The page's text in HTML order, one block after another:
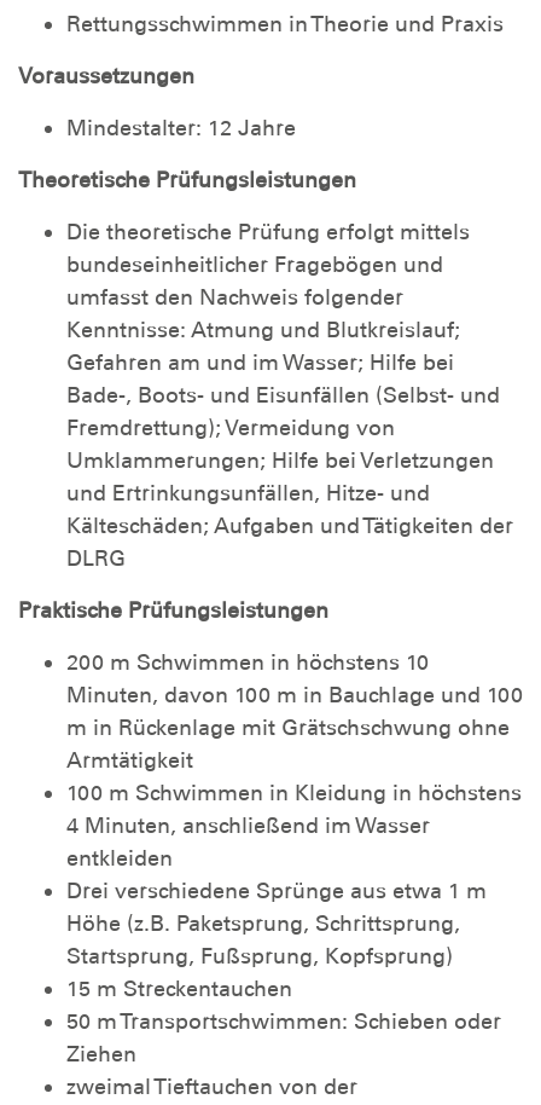
Rettungsschwimmen in Theorie und Praxis
Voraussetzungen
Mindestalter: 12 Jahre
Theoretische Prüfungsleistungen
Die theoretische Prüfung erfolgt mittels
bundeseinheitlicher Fragebögen und
umfasst den Nachweis folgender
Kenntnisse: Atmung und Blutkreislauf;
Gefahren am und im Wasser; Hilfe bei
Bade-, Boots- und Eisunfällen (Selbst- und
Fremdrettung); Vermeidung von
Umklammerungen; Hilfe bei Verletzungen
und Ertrinkungsunfällen, Hitze- und
Kälteschäden; Aufgaben und Tätigkeiten der
DLRG
Praktische Prüfungsleistungen
200 m Schwimmen in höchstens 10
Minuten, davon 100 m in Bauchlage und 100
m in Rückenlage mit Grätschschwung ohne
Armtätigkeit
100 m Schwimmen in Kleidung in höchstens
4 Minuten, anschließend im Wasser
entkleiden
Drei verschiedene Sprünge aus etwa 1 m
Höhe (z.B. Paketsprung, Schrittsprung,
Startsprung, Fußsprung, Kopfsprung)
15 m Streckentauchen
50 m Transportschwimmen: Schieben oder
Ziehen
zweimal Tieftauchen von der